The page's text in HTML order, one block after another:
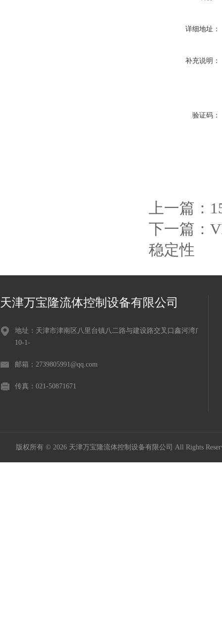
详细地址：
补充说明：
验证码：
上一篇：
下一篇：
稳定性
天津万宝隆流体控制设备有限公司
地址：天津市津南区八里台镇八二路与建设路交叉口鑫河湾广场
10-1-
邮箱：2739805991@qq.com
传真：021-50871671
版权所有 © 2026 天津万宝隆流体控制设备有限公司 All Rights